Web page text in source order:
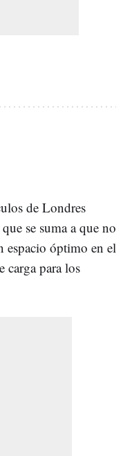
de Londres
se suma a que no
espacio óptimo en el
carga para los